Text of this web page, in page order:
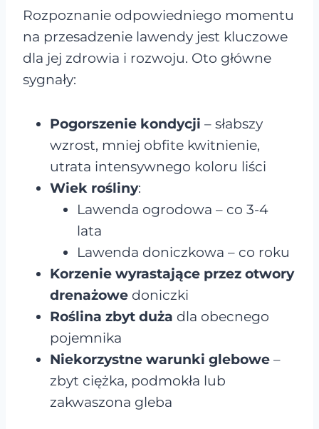
Rozpoznanie odpowiedniego momentu
na przesadzenie lawendy jest kluczowe
dla jej zdrowia i rozwoju. Oto główne
sygnały:
Pogorszenie kondycji – słabszy
wzrost, mniej obfite kwitnienie,
utrata intensywnego koloru liści
Wiek rośliny:
Lawenda ogrodowa – co 3-4
lata
Lawenda doniczkowa – co roku
Korzenie wyrastające przez otwory
drenażowe doniczki
Roślina zbyt duża dla obecnego
pojemnika
Niekorzystne warunki glebowe –
zbyt ciężka, podmokła lub
zakwaszona gleba